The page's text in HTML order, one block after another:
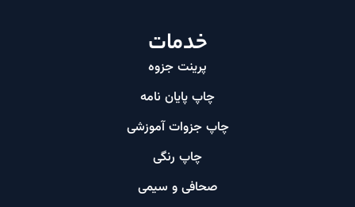
خدمات
پرینت جزوه
چاپ پایان نامه
چاپ جزوات آموزشی
چاپ رنگی
صحافی و سیمی